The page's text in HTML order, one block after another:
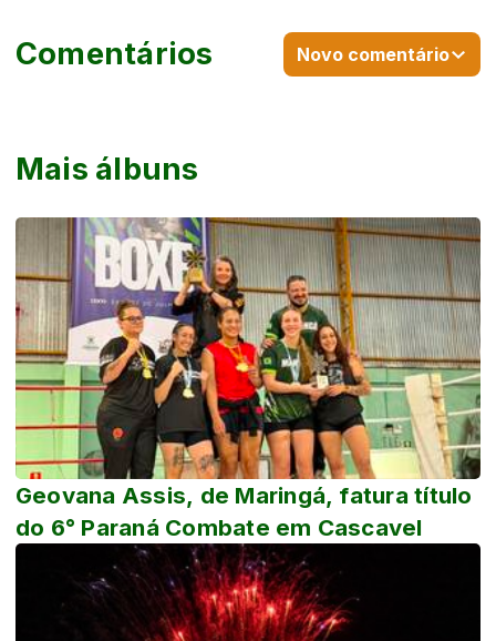
Mais álbuns
Geovana Assis, de Maringá, fatura título
do 6° Paraná Combate em Cascavel
Comentários Novo comentário